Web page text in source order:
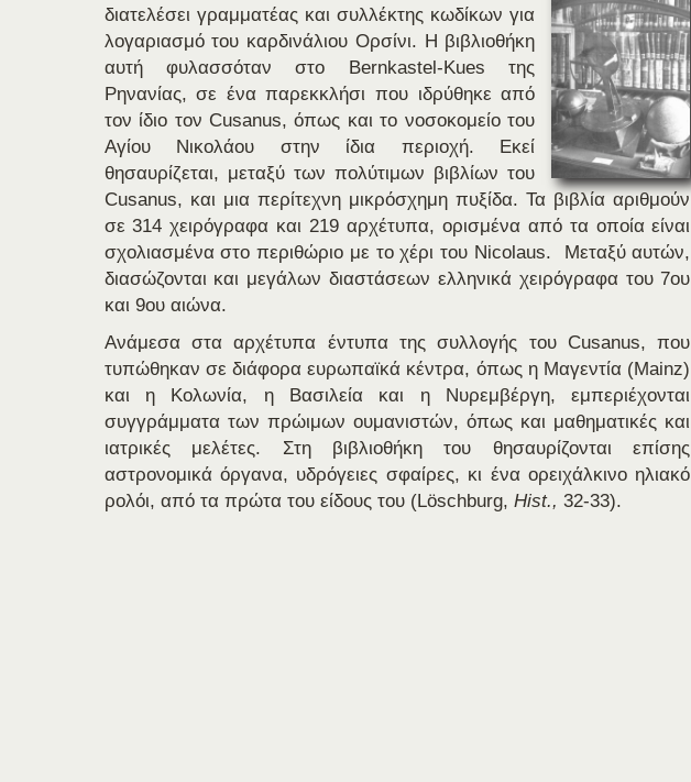
διατελέσει γραμματέας και συλλέκτης κωδίκων για
λογαριασμό του καρδινάλιου Ορσίνι. Η βιβλιοθήκη
αυτή φυλασσόταν στο Bernkastel-Kues της
Ρηνανίας, σε ένα παρεκκλήσι που ιδρύθηκε από
τον ίδιο τον Cusanus, όπως και το νοσοκομείο του
Αγίου Νικολάου στην ίδια περιοχή. Εκεί
θησαυρίζεται, μεταξύ των πολύτιμων βιβλίων του
Cusanus, και μια περίτεχνη μικρόσχημη πυξίδα. Τα βιβλία αριθμούν
σε 314 χειρόγραφα και 219 αρχέτυπα, ορισμένα από τα οποία είναι
σχολιασμένα στο περιθώριο με το χέρι του Nicolaus. Μεταξύ αυτών,
διασώζονται και μεγάλων διαστάσεων ελληνικά χειρόγραφα του 7ου
και 9ου αιώνα.
Ανάμεσα στα αρχέτυπα έντυπα της συλλογής του Cusanus, που
τυπώθηκαν σε διάφορα ευρωπαϊκά κέντρα, όπως η Μαγεντία (Mainz)
και η Κολωνία, η Βασιλεία και η Νυρεμβέργη, εμπεριέχονται
συγγράμματα των πρώιμων ουμανιστών, όπως και μαθηματικές και
ιατρικές μελέτες. Στη βιβλιοθήκη του θησαυρίζονται επίσης
αστρονομικά όργανα, υδρόγειες σφαίρες, κι ένα ορειχάλκινο ηλιακό
ρολόι, από τα πρώτα του είδους του (Löschburg, Hist., 32-33).